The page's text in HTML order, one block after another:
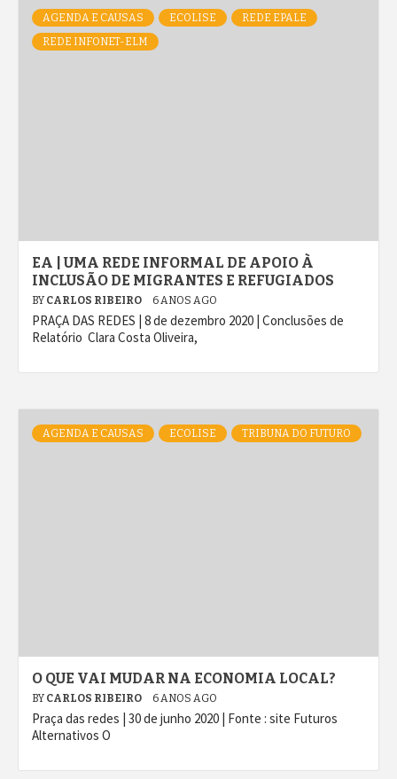
AGENDA E CAUSAS ECOLISE
REDE EPALE
REDE INFONET-ELM
EA | UMA REDE INFORMAL DE APOIO À
INCLUSÃO DE MIGRANTES E REFUGIADOS
BY CARLOS RIBEIRO 6 ANOS AGO
PRAÇA DAS REDES | 8 de dezembro 2020 | Conclusões de
Relatório Clara Costa Oliveira,
AGENDA E CAUSAS ECOLISE TRIBUNA DO FUTURO
O QUE VAI MUDAR NA ECONOMIA LOCAL?
BY CARLOS RIBEIRO 6 ANOS AGO
Praça das redes | 30 de junho 2020 | Fonte : site Futuros
Alternativos O